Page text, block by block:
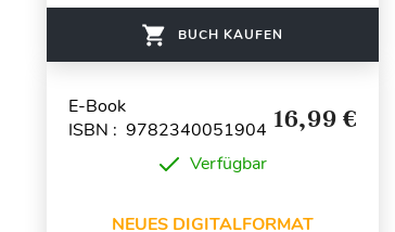
BUCH KAUFEN
E-Book
ISBN : 9782340051904 16,99 €
Verfügbar
NEUES DIGITALFORMAT